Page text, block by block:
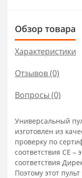
Обзор товара
Характеристики
Отзывов (0)
Вопросы (0)
Универсальный
изготовлен из
проверку по
соответствия СЕ –
соответствия
Поэтому этот